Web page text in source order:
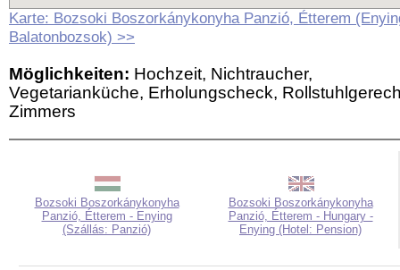
Karte: Bozsoki Boszorkánykonyha Panzió, Étterem
Balatonbozsok) >>
Möglichkeiten: Hochzeit, Nichtraucher,
Vegetarianküche, Erholungscheck,
Zimmers
Bozsoki Boszorkánykonyha
Panzió, Étterem - Enying
(Szállás: Panzió)
Bozsoki Boszorkánykonyha
Panzió, Étterem - Hungary -
Enying (Hotel: Pension)